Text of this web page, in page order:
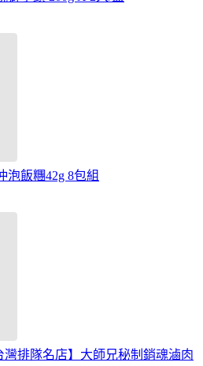
泡飯糰42g 8包組
灣排隊名店】大師兄秘制銷魂滷肉